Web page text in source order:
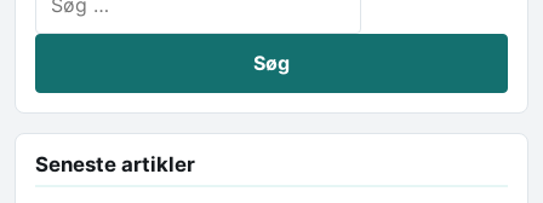
Seneste artikler